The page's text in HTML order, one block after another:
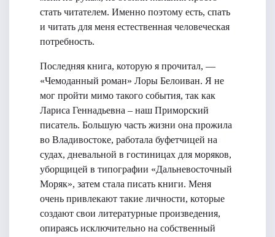
стать читателем. Именно поэтому есть, спать
и читать для меня естественная человеческая
потребность.
Последняя книга, которую я прочитал, —
«Чемоданный роман» Лоры Белоиван. Я не
мог пройти мимо такого события, так как
Лариса Геннадьевна – наш Приморский
писатель. Большую часть жизни она прожила
во Владивостоке, работала буфетчицей на
судах, дневальной в гостиницах для моряков,
уборщицей в типографии «Дальневосточный
Моряк», затем стала писать книги. Меня
очень привлекают такие личности, которые
создают свои литературные произведения,
опираясь исключительно на собственный